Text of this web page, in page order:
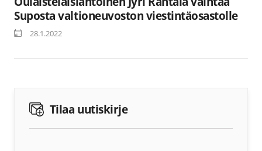
Suposta valtioneuvoston viestintäosastolle
28.1.2022
Tilaa uutiskirje